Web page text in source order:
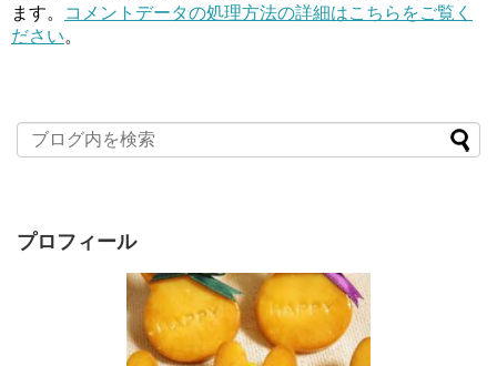
ます。
コメントデータの処理方法の詳細はこちらをご覧く
ださい。
プロフィール